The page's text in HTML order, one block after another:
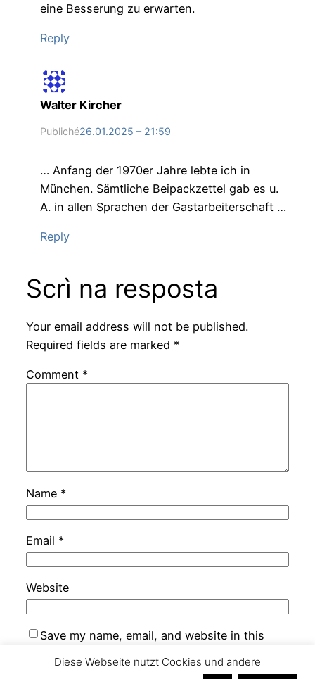
eine Besserung zu erwarten.
Reply
Walter Kircher
Publiché26.01.2025 – 21:59
… Anfang der 1970er Jahre lebte ich in
München. Sämtliche Beipackzettel gab es u.
A. in allen Sprachen der Gastarbeiterschaft …
Reply
Scrì na resposta
Your email address will not be published.
Required fields are marked *
Comment *
Name *
Email *
Website
Save my name, email, and website in this
Diese Webseite nutzt Cookies und andere